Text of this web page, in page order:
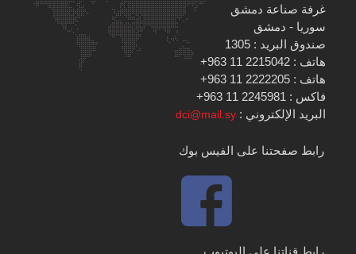
غرفة صناعة دمشق
سوريا - دمشق
صندوق البريد : 1305
هاتف : 2215042 11 963+
هاتف : 2222205 11 963+
فاكس : 2245981 11 963+
البريد الإلكتروني :dci@mail.sy
رابط صفحتنا على الفيس بوك
رابط قناتنا على اليوتيوب